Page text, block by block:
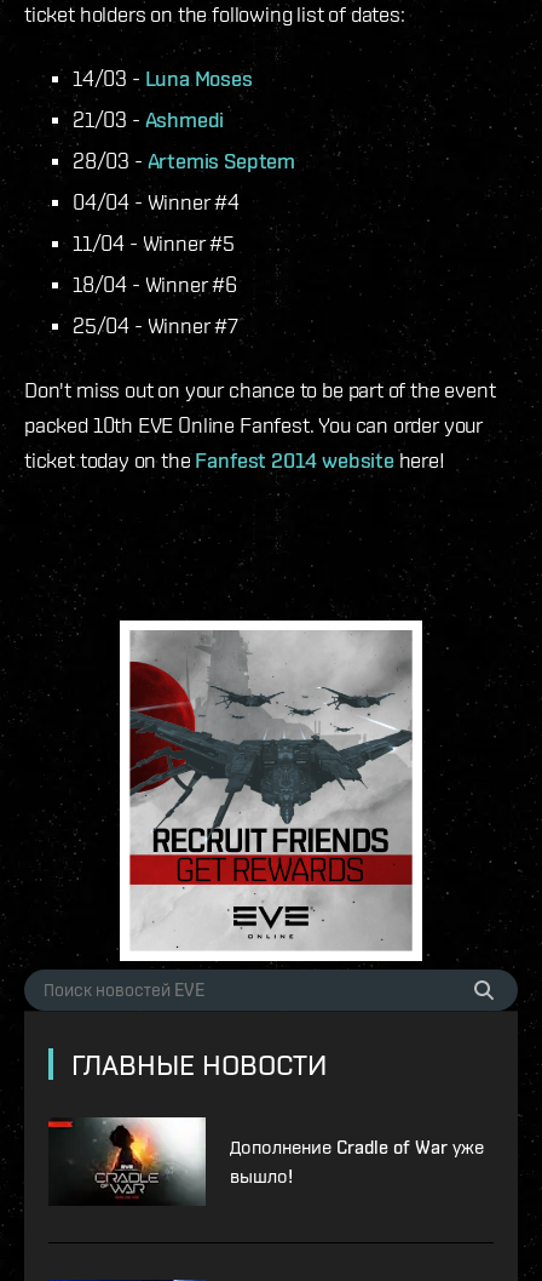
ticket holders on the following list of dates:
14/03 - Luna Moses
21/03 - Ashmedi
28/03 - Artemis Septem
04/04 - Winner #4
11/04 - Winner #5
18/04 - Winner #6
25/04 - Winner #7
Don't miss out on your chance to be part of the event
packed 10th EVE Online Fanfest. You can order your
ticket today on the Fanfest 2014 websitehere!
ГЛАВНЫЕ НОВОСТИ
Дополнение Cradle of War уже
вышло!